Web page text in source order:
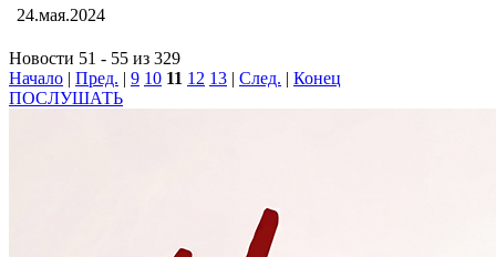
24.мая.2024
Новости 51 - 55 из 329
Начало | Пред. | 9 10 11 12 13 | След. | Конец
ПОСЛУШАТЬ